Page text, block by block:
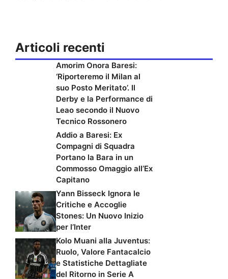
Articoli recenti
Amorim Onora Baresi:
‘Riporteremo il Milan al
suo Posto Meritato’. Il
Derby e la Performance di
Leao secondo il Nuovo
Tecnico Rossonero
Addio a Baresi: Ex
Compagni di Squadra
Portano la Bara in un
Commosso Omaggio all’Ex
Capitano
Yann Bisseck Ignora le
Critiche e Accoglie
Stones: Un Nuovo Inizio
per l’Inter
Kolo Muani alla Juventus:
Ruolo, Valore Fantacalcio
e Statistiche Dettagliate
del Ritorno in Serie A